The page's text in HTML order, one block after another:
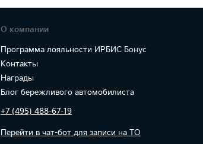
О компании
Программа лояльности ИРБИС Бонус
Контакты
Награды
Блог бережливого автомобилиста
+7 (495) 488-67-19
Перейти в чат-бот для записи на ТО